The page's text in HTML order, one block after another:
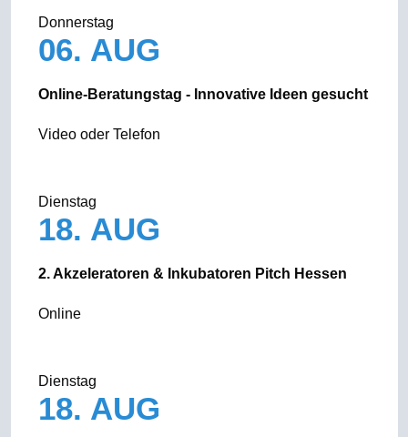
Donnerstag
06. AUG
Online-Beratungstag - Innovative Ideen gesucht
Video oder Telefon
Dienstag
18. AUG
2. Akzeleratoren & Inkubatoren Pitch Hessen
Online
Dienstag
18. AUG